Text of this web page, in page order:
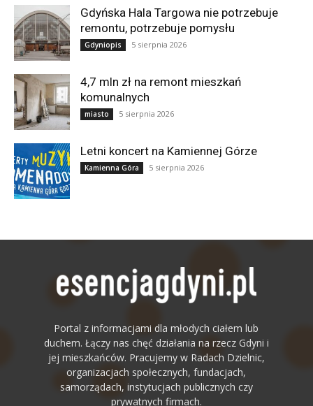
Gdyńska Hala Targowa nie potrzebuje
remontu, potrzebuje pomysłu
Gdyniopis 5 sierpnia 2026
4,7 mln zł na remont mieszkań
komunalnych
miasto 5 sierpnia 2026
Letni koncert na Kamiennej Górze
Kamienna Góra 5 sierpnia 2026
Portal z informacjami dla młodych ciałem lub
duchem. Łączy nas chęć działania na rzecz Gdyni i
jej mieszkańców. Pracujemy w Radach Dzielnic,
organizacjach społecznych, fundacjach,
samorządach, instytucjach publicznych czy
prywatnych firmach.